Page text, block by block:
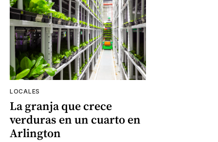
LOCALES
La granja que crece
verduras en un cuarto en
Arlington